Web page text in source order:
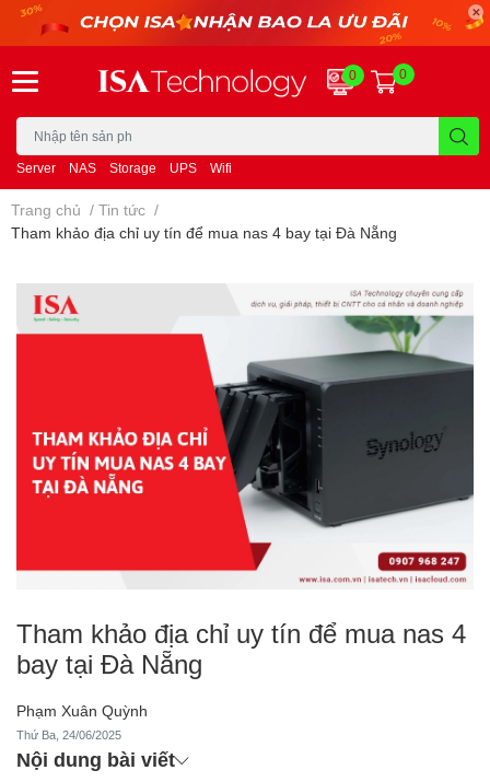
Server NAS Storage UPS Wifi
0 0
Trang chủ / Tin tức /
Tham khảo địa chỉ uy tín để mua nas 4 bay tại Đà Nẵng
Tham khảo địa chỉ uy tín để mua nas 4
bay tại Đà Nẵng
Phạm Xuân Quỳnh
Thứ Ba, 24/06/2025
Nội dung bài viết